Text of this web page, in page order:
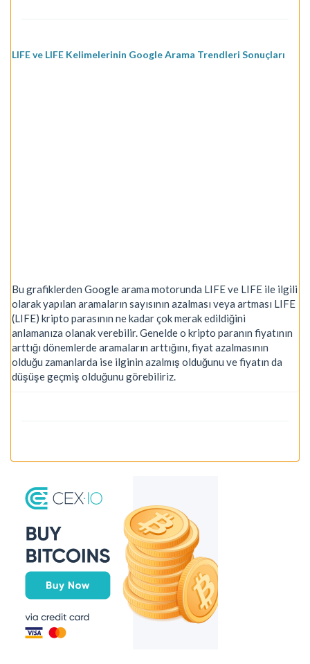
LIFE ve LIFE Kelimelerinin Google Arama Trendleri Sonuçları
Bu grafiklerden Google arama motorunda LIFE ve LIFE ile ilgili
olarak yapılan aramaların sayısının azalması veya artması LIFE
(LIFE) kripto parasının ne kadar çok merak edildiğini
anlamanıza olanak verebilir. Genelde o kripto paranın fiyatının
arttığı dönemlerde aramaların arttığını, fiyat azalmasının
olduğu zamanlarda ise ilginin azalmış olduğunu ve fiyatın da
düşüşe geçmiş olduğunu görebiliriz.